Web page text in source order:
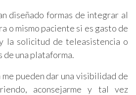
diseñado formas de integrar al
o mismo paciente si es gasto de
la solicitud de teleasistencia o
una plataforma.
pueden dar una visibilidad de
aconsejarme y tal vez